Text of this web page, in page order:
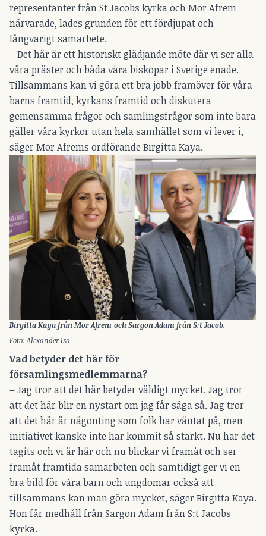
representanter från St Jacobs kyrka och Mor Afrem
närvarade, lades grunden för ett fördjupat och
långvarigt samarbete.
– Det här är ett historiskt glädjande möte där vi ser alla
våra präster och båda våra biskopar i Sverige enade.
Tillsammans kan vi göra ett bra jobb framöver för våra
barns framtid, kyrkans framtid och diskutera
gemensamma frågor och samlingsfrågor som inte bara
gäller våra kyrkor utan hela samhället som vi lever i,
säger Mor Afrems ordförande Birgitta Kaya.
Birgitta Kaya från Mor Afrem och Sargon Adam från S:t Jacob.
Foto: Alexander Isa
Vad betyder det här för
församlingsmedlemmarna?
– Jag tror att det här betyder väldigt mycket. Jag tror
att det här blir en nystart om jag får säga så. Jag tror
att det här är någonting som folk har väntat på, men
initiativet kanske inte har kommit så starkt. Nu har det
tagits och vi är här och nu blickar vi framåt och ser
framåt framtida samarbeten och samtidigt ger vi en
bra bild för våra barn och ungdomar också att
tillsammans kan man göra mycket, säger Birgitta Kaya.
Hon får medhåll från Sargon Adam från S:t Jacobs
kyrka.